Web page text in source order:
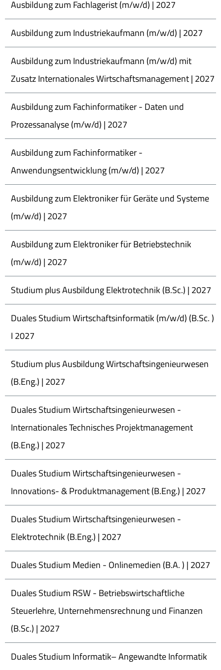
Ausbildung zum Fachlagerist (m/w/d) | 2027
Ausbildung zum Industriekaufmann (m/w/d) | 2027
Ausbildung zum Industriekaufmann (m/w/d) mit
Zusatz Internationales Wirtschaftsmanagement | 2027
Ausbildung zum Fachinformatiker - Daten und
Prozessanalyse (m/w/d) | 2027
Ausbildung zum Fachinformatiker -
Anwendungsentwicklung (m/w/d) | 2027
Ausbildung zum Elektroniker für Geräte und Systeme
(m/w/d) | 2027
Ausbildung zum Elektroniker für Betriebstechnik
(m/w/d) | 2027
Studium plus Ausbildung Elektrotechnik (B.Sc.) | 2027
Duales Studium Wirtschaftsinformatik (m/w/d) (B.Sc. )
I 2027
Studium plus Ausbildung Wirtschaftsingenieurwesen
(B.Eng.) | 2027
Duales Studium Wirtschaftsingenieurwesen -
Internationales Technisches Projektmanagement
(B.Eng.) | 2027
Duales Studium Wirtschaftsingenieurwesen -
Innovations- & Produktmanagement (B.Eng.) | 2027
Duales Studium Wirtschaftsingenieurwesen -
Elektrotechnik (B.Eng.) | 2027
Duales Studium Medien - Onlinemedien (B.A. ) | 2027
Duales Studium RSW - Betriebswirtschaftliche
Steuerlehre, Unternehmensrechnung und Finanzen
(B.Sc.) | 2027
Duales Studium Informatik– Angewandte Informatik